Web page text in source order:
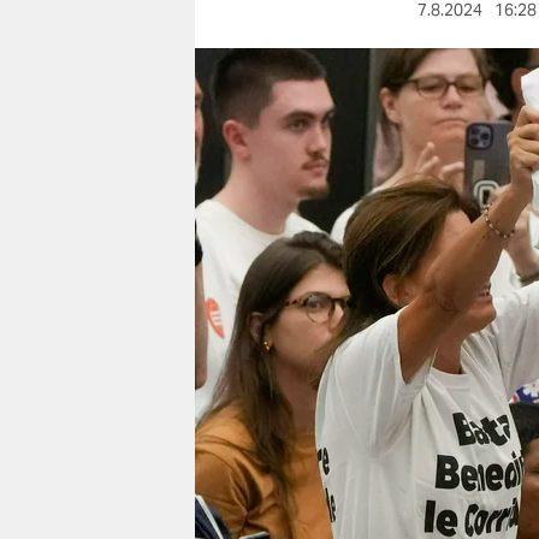
nord
wahrheit
verlag
verlag
veranstaltungen
shop
fragen & hilfe
unterstützen
abo
genossenschaft
7.8.2024